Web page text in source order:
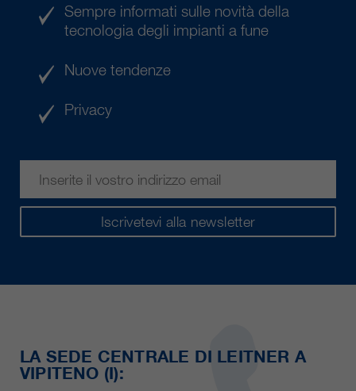
Iscrivetevi alla newsletter
Sempre informati sulle novità della
tecnologia degli impianti a fune
Nuove tendenze
Privacy
LA SEDE CENTRALE DI LEITNER A
VIPITENO (I):